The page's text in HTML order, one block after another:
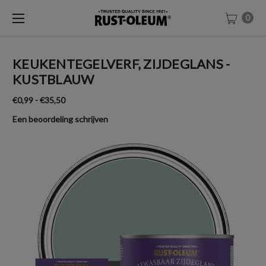
0
KEUKENTEGELVERF, ZIJDEGLANS -
KUSTBLAUW
€0,99 - €35,50
Een beoordeling schrijven